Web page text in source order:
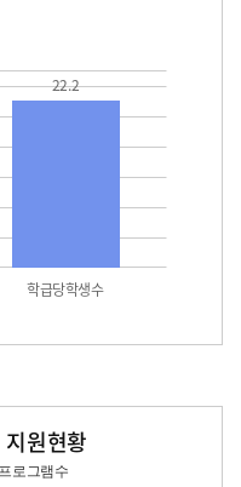
학급당학생수
22.2
원현황